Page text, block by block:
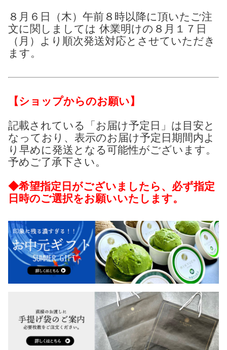
８月６日（木）午前８時以降に頂いたご注
文に関しましては 休業明けの８月１７日
（月）より順次発送対応とさせていただき
ます。
【ショップからのお願い】
記載されている「お届け予定日」は目安と
なっており、表示のお届け予定日期間内よ
り早めに発送となる可能性がございます。
予めご了承下さい。
◆希望指定日がございましたら、必ず指定
日時のご選択をお願いいたします。